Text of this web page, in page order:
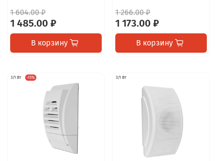
1 604.00 ₽
1 485.00 ₽
В корзину
1 266.00 ₽
1 173.00 ₽
В корзину
3/1 Вт -15% 3/1 Вт